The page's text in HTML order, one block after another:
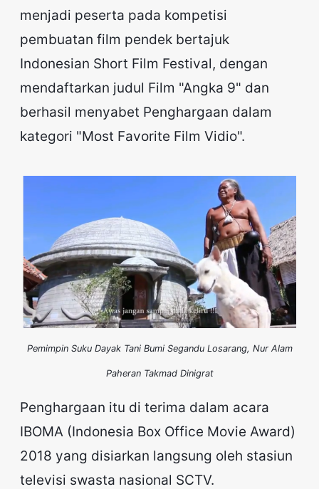
menjadi peserta pada kompetisi
pembuatan film pendek bertajuk
Indonesian Short Film Festival, dengan
mendaftarkan judul Film "Angka 9" dan
berhasil menyabet Penghargaan dalam
kategori "Most Favorite Film Vidio".
Pemimpin Suku Dayak Tani Bumi Segandu Losarang, Nur Alam
Paheran Takmad Dinigrat
Penghargaan itu di terima dalam acara
IBOMA (Indonesia Box Office Movie Award)
2018 yang disiarkan langsung oleh stasiun
televisi swasta nasional SCTV.